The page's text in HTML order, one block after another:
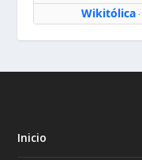
Wikitólica·
Inicio